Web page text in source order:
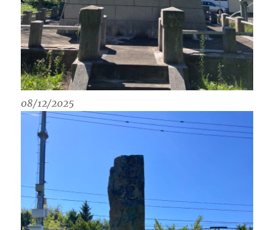
08/12/2025